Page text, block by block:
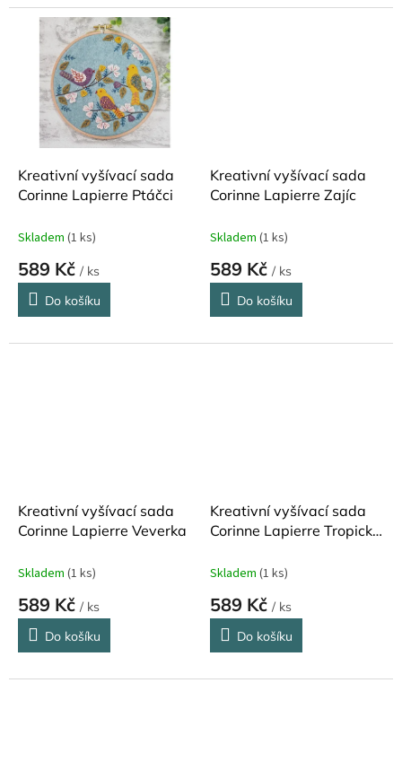
Kreativní vyšívací sada
Corinne Lapierre Ptáčci
Skladem (1 ks)
589 Kč / ks
Do košíku
Kreativní vyšívací sada
Corinne Lapierre Zajíc
Skladem (1 ks)
589 Kč / ks
Do košíku
Kreativní vyšívací sada
Corinne Lapierre Veverka
Skladem (1 ks)
589 Kč / ks
Do košíku
Kreativní vyšívací sada
Corinne Lapierre Tropické
Skladem (1 ks)
589 Kč / ks
Do košíku